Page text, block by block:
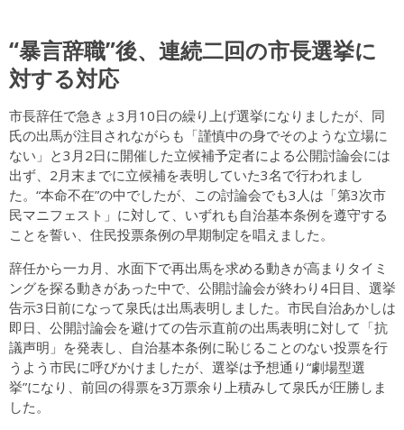
“暴言辞職”後、連続二回の市長選挙に
対する対応
市長辞任で急きょ3月10日の繰り上げ選挙になりましたが、同
氏の出馬が注目されながらも「謹慎中の身でそのような立場に
ない」と3月2日に開催した立候補予定者による公開討論会には
出ず、2月末までに立候補を表明していた3名で行われまし
た。“本命不在”の中でしたが、この討論会でも3人は「第3次市
民マニフェスト」に対して、いずれも自治基本条例を遵守する
ことを誓い、住民投票条例の早期制定を唱えました。
辞任から一カ月、水面下で再出馬を求める動きが高まりタイミ
ングを探る動きがあった中で、公開討論会が終わり4日目、選挙
告示3日前になって泉氏は出馬表明しました。市民自治あかしは
即日、公開討論会を避けての告示直前の出馬表明に対して「抗
議声明」を発表し、自治基本条例に恥じることのない投票を行
うよう市民に呼びかけましたが、選挙は予想通り“劇場型選
挙”になり、前回の得票を3万票余り上積みして泉氏が圧勝しま
した。